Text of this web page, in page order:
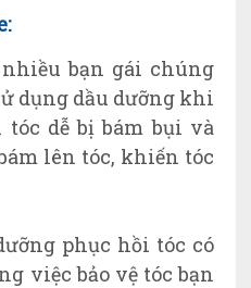
bạn gái chúng
dụng dầu dưỡng khi
dễ bị bám bụi và
lên tóc, khiến tóc
phục hồi tóc có
việc bảo vệ tóc bạn